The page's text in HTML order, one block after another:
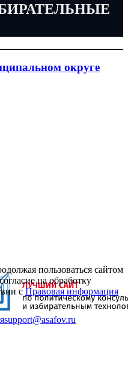
округе
пользоваться сайтом
на обработку
сПравовая информация
support@asafov.ru